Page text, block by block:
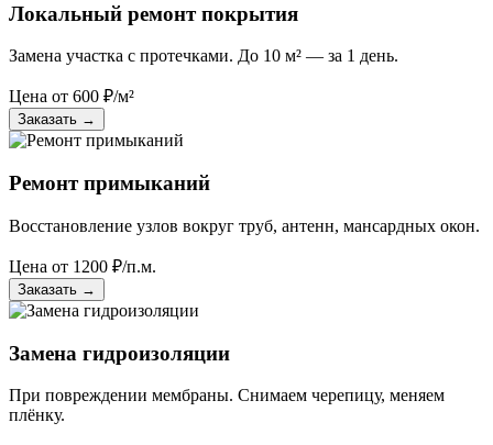
Локальный ремонт покрытия
Замена участка с протечками. До 10 м² — за 1 день.
Цена от 600 ₽/м²
Заказать →
Ремонт примыканий
Восстановление узлов вокруг труб, антенн, мансардных окон.
Цена от 1200 ₽/п.м.
Заказать →
Замена гидроизоляции
При повреждении мембраны. Снимаем черепицу, меняем
плёнку.